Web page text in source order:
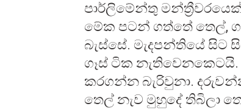
පාර්ලිමේන්තු
මේක පටන් ගත්තේ තෙල්,
බැස්සේ. මැදපන්තියේ සිට
ගෑස් ටික
කරගන්න බැරිවුනා.
තෙල් නැව මුහුදේ තිබිලා